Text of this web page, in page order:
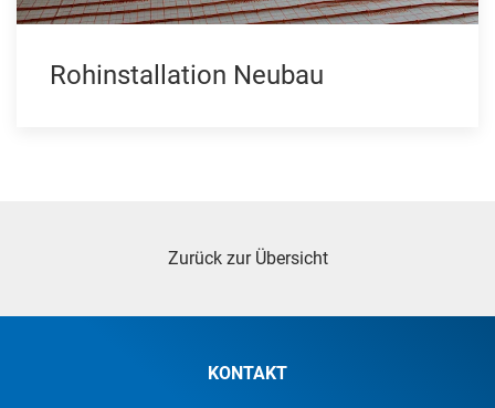
Rohinstallation Neubau
Zurück zur Übersicht
KONTAKT